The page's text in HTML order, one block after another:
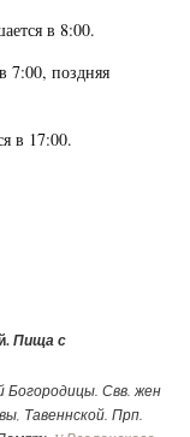
в 8:00.
7:00, поздняя
в 17:00.
Пища с
Богородицы. Свв. жен
Тавеннской. Прп.